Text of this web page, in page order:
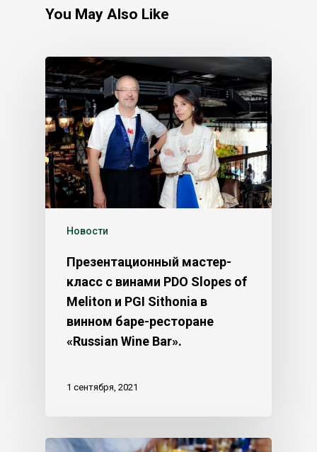
You May Also Like
Новости
Презентационный мастер-
класс с винами PDO Slopes of
Meliton и PGI Sithonia в
винном баре-ресторане
«Russian Wine Bar».
1 сентября, 2021